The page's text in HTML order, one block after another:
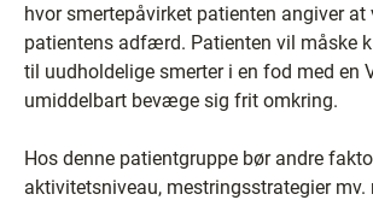
hvor smertepåvirket patienten angiver
patientens adfærd. Patienten vil måske
til uudholdelige smerter i en fod med en
umiddelbart bevæge sig frit omkring.
Hos denne patientgruppe bør andre
aktivitetsniveau, mestringsstrategier mv.